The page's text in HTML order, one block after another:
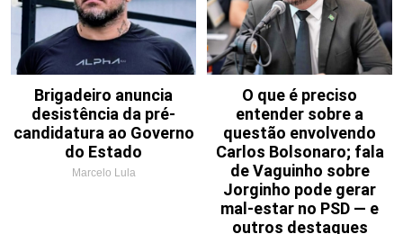
Brigadeiro anuncia
desistência da pré-
candidatura ao Governo
do Estado
Marcelo Lula
O que é preciso
entender sobre a
questão envolvendo
Carlos Bolsonaro; fala
de Vaguinho sobre
Jorginho pode gerar
mal-estar no PSD — e
outros destaques